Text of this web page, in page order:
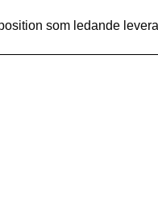
som ledande